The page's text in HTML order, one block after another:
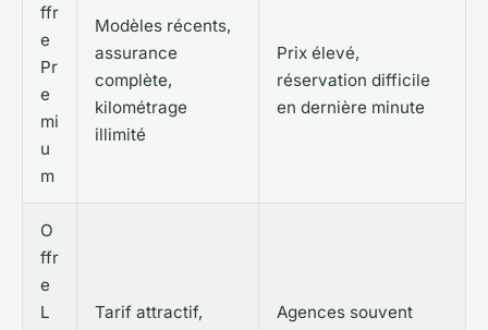
ffr
e
Pr
e
mi
u
m
Modèles récents,
assurance
complète,
kilométrage
illimité
Prix élevé,
réservation difficile
en dernière minute
O
ffr
e
L
Tarif attractif,
Agences souvent